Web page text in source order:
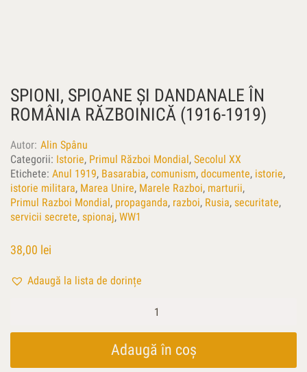
SPIONI, SPIOANE ŞI DANDANALE ÎN
ROMÂNIA RĂZBOINICĂ (1916-1919)
Autor Alin Spânu
Categorii: Istorie, Primul Război Mondial, Secolul XX
Etichete: Anul 1919, Basarabia, comunism, documente, istorie,
istorie militara, Marea Unire, Marele Razboi, marturii,
Primul Razboi Mondial, propaganda, razboi, Rusia, securitate,
servicii secrete, spionaj, WW1
38,00 lei
Adaugă la lista de dorințe
spioane
Adaugă în coș